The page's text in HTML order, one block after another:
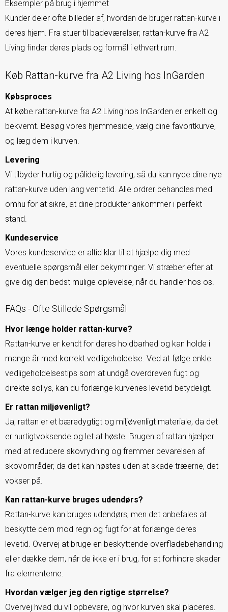
Eksempler på brug i hjemmet
Kunder deler ofte billeder af, hvordan de bruger rattan-kurve i
deres hjem. Fra stuer til badeværelser, rattan-kurve fra A2
Living finder deres plads og formål i ethvert rum.
Køb Rattan-kurve fra A2 Living hos InGarden
Købsproces
At købe rattan-kurve fra A2 Living hos InGarden er enkelt og
bekvemt. Besøg vores hjemmeside, vælg dine favoritkurve,
og læg dem i kurven.
Levering
Vi tilbyder hurtig og pålidelig levering, så du kan nyde dine nye
rattan-kurve uden lang ventetid. Alle ordrer behandles med
omhu for at sikre, at dine produkter ankommer i perfekt
stand.
Kundeservice
Vores kundeservice er altid klar til at hjælpe dig med
eventuelle spørgsmål eller bekymringer. Vi stræber efter at
give dig den bedst mulige oplevelse, når du handler hos os.
FAQs - Ofte Stillede Spørgsmål
Hvor længe holder rattan-kurve?
Rattan-kurve er kendt for deres holdbarhed og kan holde i
mange år med korrekt vedligeholdelse. Ved at følge enkle
vedligeholdelsestips som at undgå overdreven fugt og
direkte sollys, kan du forlænge kurvenes levetid betydeligt.
Er rattan miljøvenligt?
Ja, rattan er et bæredygtigt og miljøvenligt materiale, da det
er hurtigtvoksende og let at høste. Brugen af rattan hjælper
med at reducere skovrydning og fremmer bevarelsen af
skovområder, da det kan høstes uden at skade træerne, det
vokser på.
Kan rattan-kurve bruges udendørs?
Rattan-kurve kan bruges udendørs, men det anbefales at
beskytte dem mod regn og fugt for at forlænge deres
levetid. Overvej at bruge en beskyttende overfladebehandling
eller dække dem, når de ikke er i brug, for at forhindre skader
fra elementerne.
Hvordan vælger jeg den rigtige størrelse?
Overvej hvad du vil opbevare, og hvor kurven skal placeres.